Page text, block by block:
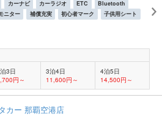
カーナビ カーラジオ ETC
Bluetooth
ニター
補償充実 初心者マーク 子供用シート
3日
円～
3泊4日
11,600円～
4泊5日
14,500円～
カー 那覇空港店